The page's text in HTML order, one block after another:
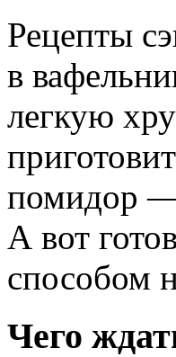
Рецепты
в
легкую
помидор —
А вот
способом
Чего